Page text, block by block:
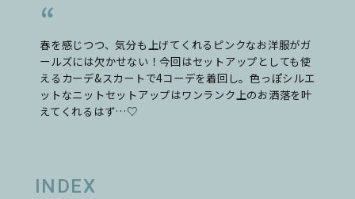
春を感じつつ、気分も上げてくれるピンクなお洋服がガ
ールズには欠かせない！今回はセットアップとしても使
えるカーデ&スカートで4コーデを着回し。色っぽシルエ
ットなニットセットアップはワンランク上のお洒落を叶
えてくれるはず…♡
INDEX